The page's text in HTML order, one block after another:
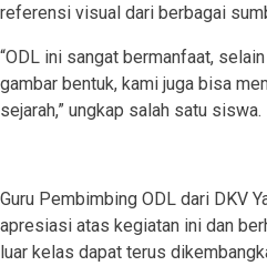
referensi visual dari berbagai
“ODL ini sangat bermanfaat,
gambar bentuk, kami juga bisa
sejarah,” ungkap salah satu siswa.
Guru Pembimbing ODL dari DKV
apresiasi atas kegiatan ini dan
luar kelas dapat terus